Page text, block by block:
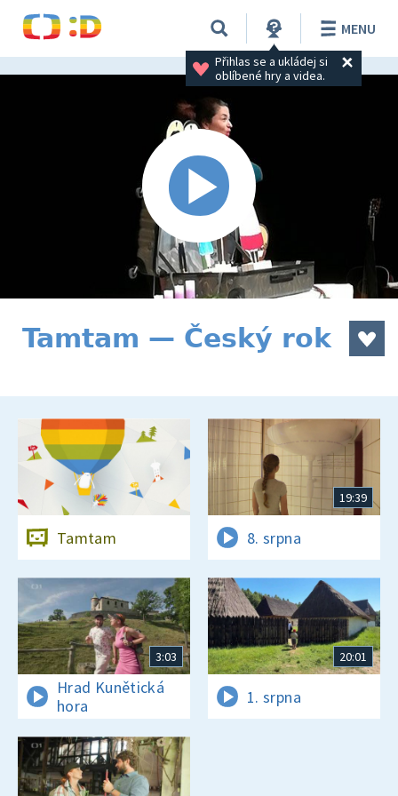
Přihlas se a ukládej si
oblíbené hry a videa.
MENU
Tamtam — Český rok
Tamtam
19:39
8. srpna
3:03
Hrad Kunětická
hora
20:01
1. srpna